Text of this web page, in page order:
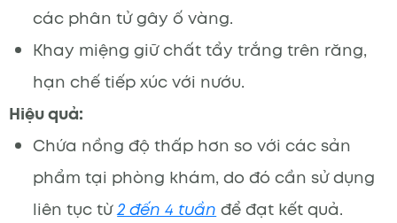
các phân tử gây ố vàng.
Khay miệng giữ chất tẩy trắng trên răng,
hạn chế tiếp xúc với nướu.
Hiệu quả:
Chứa nồng độ thấp hơn so với các sản
phẩm tại phòng khám, do đó cần sử dụng
liên tục từ2 đến 4 tuầnđể đạt kết quả.